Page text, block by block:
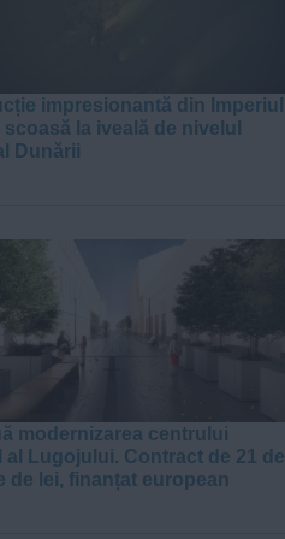
impresionantă din Imperiul
la iveală de nivelul
Dunării
modernizarea centrului
al Lugojului. Contract de 21 de
de lei, finanțat european